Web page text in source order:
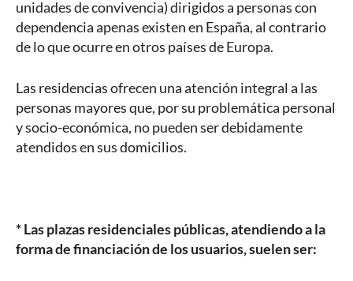
unidades de convivencia) dirigidos a personas con
dependencia apenas existen en España, al contrario
de lo que ocurre en otros países de Europa.
Las residencias ofrecen una atención integral a las
personas mayores que, por su problemática personal
y socio-económica, no pueden ser debidamente
atendidos en sus domicilios.
* Las plazas residenciales públicas, atendiendo a la
forma de financiación de los usuarios, suelen ser: